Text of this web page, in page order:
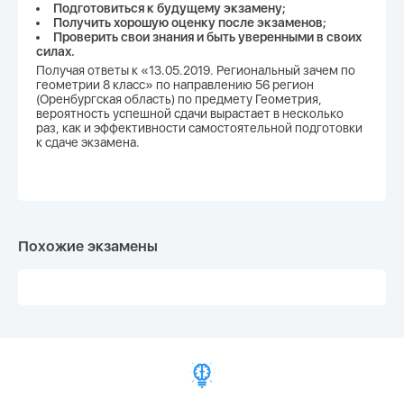
Подготовиться к будущему экзамену;
Получить хорошую оценку после экзаменов;
Проверить свои знания и быть уверенными в своих
силах.
Получая ответы к «13.05.2019. Региональный зачем по
геометрии 8 класс» по направлению 56 регион
(Оренбургская область) по предмету Геометрия,
вероятность успешной сдачи вырастает в несколько
раз, как и эффективности самостоятельной подготовки
к сдаче экзамена.
Похожие экзамены